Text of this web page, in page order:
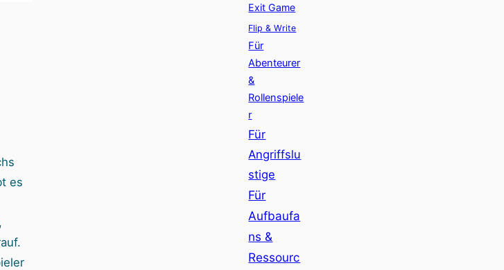
es
Exit Game
Flip & Write
Für
Abenteurer
&
Rollenspiele
r
Für
Angriffslu
stige
Für
Aufbaufa
ns &
Ressourc